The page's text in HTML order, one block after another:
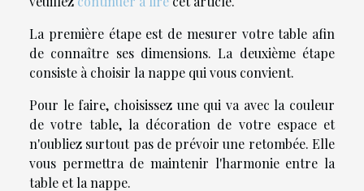
La première étape est de mesurer votre table afin
de connaître ses dimensions. La deuxième étape
consiste à choisir la nappe qui vous convient.
Pour le faire, choisissez une qui va avec la couleur
de votre table, la décoration de votre espace et
n'oubliez surtout pas de prévoir une retombée. Elle
vous permettra de maintenir l'harmonie entre la
table et la nappe.